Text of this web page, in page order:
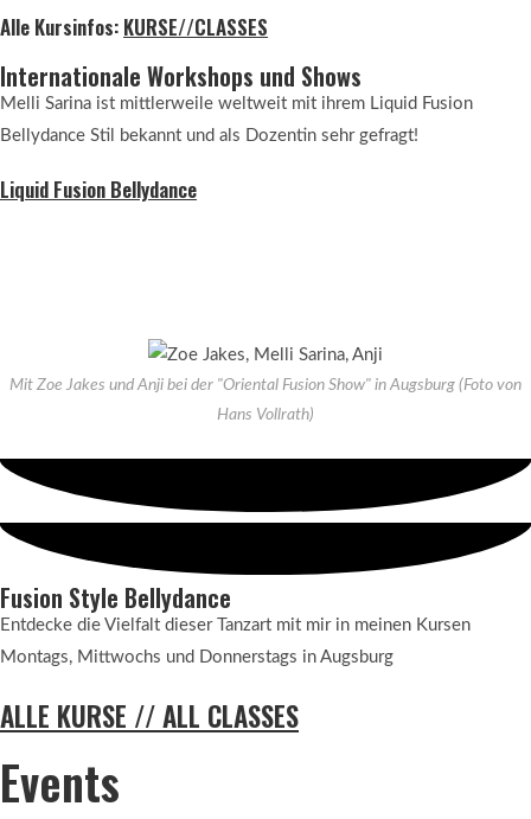
Alle Kursinfos: KURSE//CLASSES
Internationale Workshops und Shows
Melli Sarina ist mittlerweile weltweit mit ihrem Liquid Fusion
Bellydance Stil bekannt und als Dozentin sehr gefragt!
Liquid Fusion Bellydance
Mit Zoe Jakes und Anji bei der "Oriental Fusion Show" in Augsburg (Foto von
Hans Vollrath)
Fusion Style Bellydance
Entdecke die Vielfalt dieser Tanzart mit mir in meinen Kursen
Montags, Mittwochs und Donnerstags in Augsburg
ALLE KURSE // ALL CLASSES
Events